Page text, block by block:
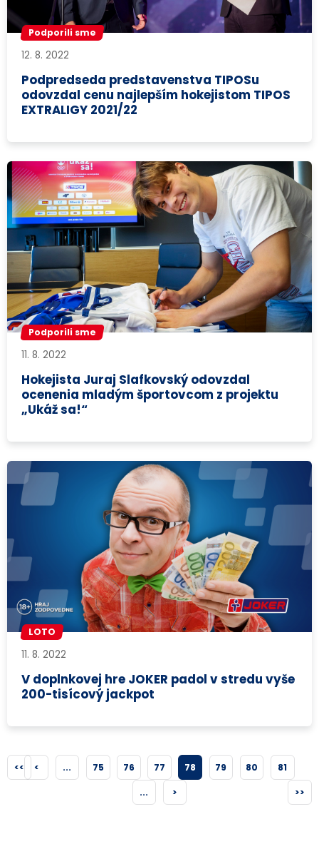
Podporili sme
12. 8. 2022
Podpredseda predstavenstva TIPOSu
odovzdal cenu najlepším hokejistom TIPOS
EXTRALIGY 2021/22
Podporili sme
11. 8. 2022
Hokejista Juraj Slafkovský odovzdal
ocenenia mladým športovcom z projektu
„Ukáž sa!“
LOTO
11. 8. 2022
V doplnkovej hre JOKER padol v stredu vyše
200-tisícový jackpot
<< < ... 75 76 77 78 79 80 81
... > >>